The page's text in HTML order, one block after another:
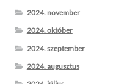
2024. november
2024. október
2024. szeptember
2024. augusztus